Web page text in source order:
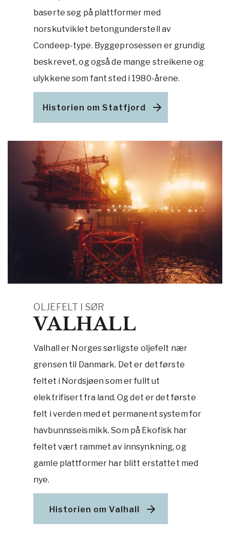
baserte seg på plattformer med
norskutviklet betongunderstell av
Condeep-type. Byggeprosessen er grundig
beskrevet, og også de mange streikene og
ulykkene som fant sted i 1980-årene.
Historien om Statfjord
OLJEFELT I SØR
VALHALL
Valhall er Norges sørligste oljefelt nær
grensen til Danmark. Det er det første
feltet i Nordsjøen som er fullt ut
elektrifisert fra land. Og det er det første
felt i verden med et permanent system for
havbunnsseismikk. Som på Ekofisk har
feltet vært rammet av innsynkning, og
gamle plattformer har blitt erstattet med
nye.
Historien om Valhall